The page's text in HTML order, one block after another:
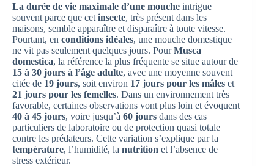
La durée de vie maximale d’une mouche intrigue
souvent parce que cet insecte, très présent dans les
maisons, semble apparaître et disparaître à toute vitesse.
Pourtant, en conditions idéales, une mouche domestique
ne vit pas seulement quelques jours. PourMusca
domestica, la référence la plus fréquente se situe autour de
15 à 30 jours à l’âge adulte, avec une moyenne souvent
citée de 19 jours, soit environ 17 jours pour les mâles et
21 jours pour les femelles. Dans un environnement très
favorable, certaines observations vont plus loin et évoquent
40 à 45 jours, voire jusqu’à 60 jours dans des cas
particuliers de laboratoire ou de protection quasi totale
contre les prédateurs. Cette variation s’explique par la
température, l’humidité, la nutrition et l’absence de
stress extérieur.